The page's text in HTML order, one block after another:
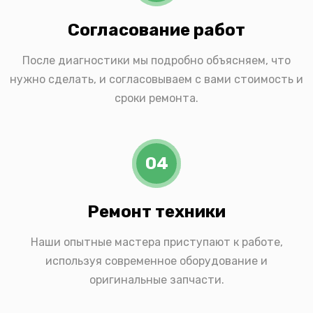
Согласование работ
После диагностики мы подробно объясняем, что
нужно сделать, и согласовываем с вами стоимость и
сроки ремонта.
04
Ремонт техники
Наши опытные мастера приступают к работе,
используя современное оборудование и
оригинальные запчасти.